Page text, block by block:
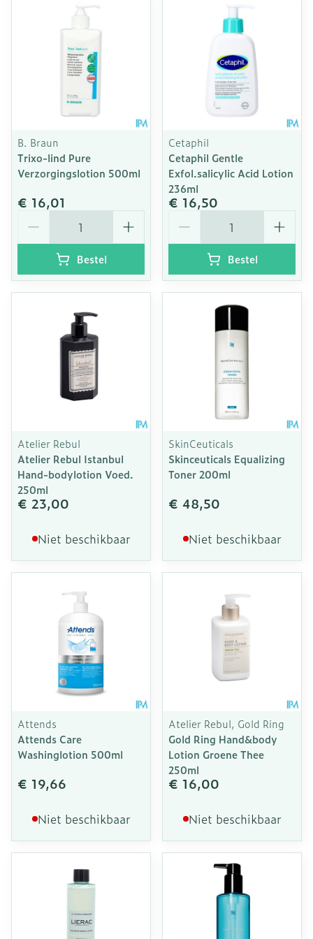
B. Braun
Trixo-lind Pure
Verzorgingslotion 500ml
€ 16,01
Bestel
Cetaphil
Cetaphil Gentle
Exfol.salicylic Acid Lotion
236ml
€ 16,50
Bestel
Atelier Rebul
Atelier Rebul Istanbul
Hand-bodylotion Voed.
250ml
€ 23,00
Niet beschikbaar
SkinCeuticals
Skinceuticals Equalizing
Toner 200ml
€ 48,50
Niet beschikbaar
Attends
Attends Care
Washinglotion 500ml
€ 19,66
Niet beschikbaar
Atelier Rebul, Gold Ring
Gold Ring Hand&body
Lotion Groene Thee
250ml
€ 16,00
Niet beschikbaar